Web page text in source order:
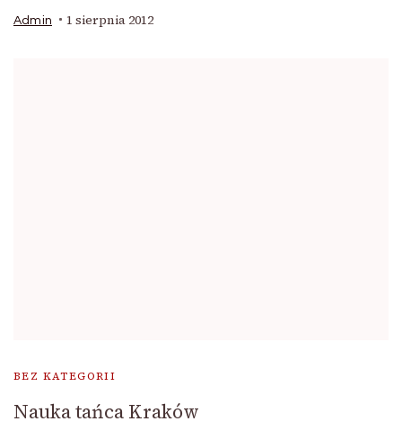
Admin 1 sierpnia 2012
BEZ KATEGORII
Nauka tańca Kraków